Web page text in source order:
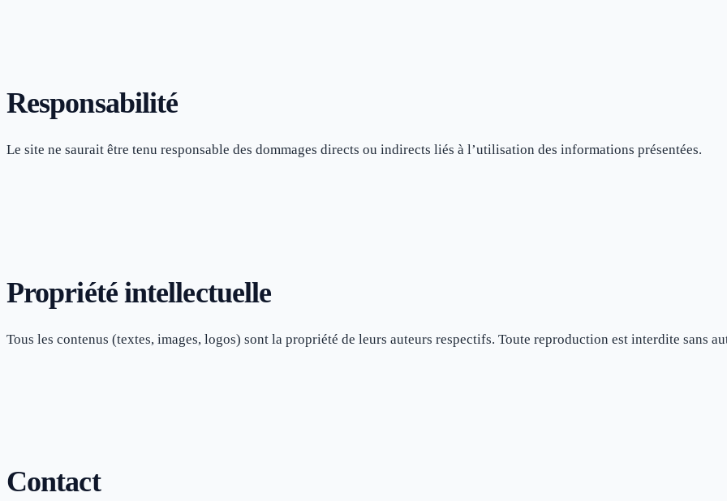
Responsabilité
Le site ne saurait être tenu responsable des dommages directs ou indirects liés à l’utilisation des informations présentées.
Propriété intellectuelle
Tous les contenus (textes, images, logos) sont la propriété de leurs auteurs respectifs. Toute reproduction est interdite sans
Contact